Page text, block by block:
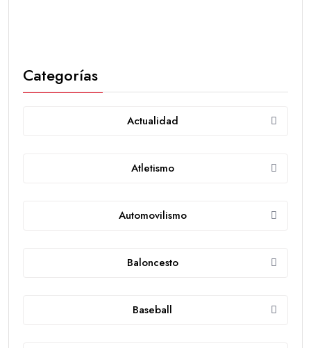
Categorías
Actualidad
Atletismo
Automovilismo
Baloncesto
Baseball